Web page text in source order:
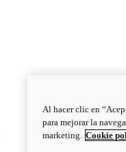
Al hacer clic en
para mejorar la
marketing. Cookie